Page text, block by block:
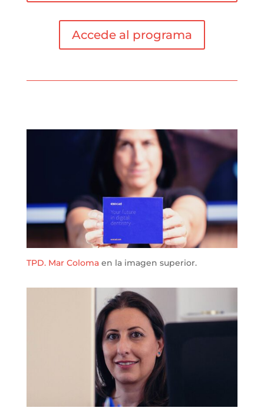
Accede al programa
TPD. Mar Colomaen la imagen superior.